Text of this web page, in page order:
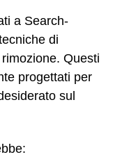
a Search-
di
Questi
progettati per
sul